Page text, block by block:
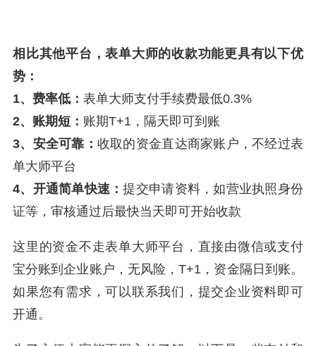
相比其他平台，表单大师的收款功能更具有以下优
势：
1、费率低： 表单大师支付手续费最低0.3%
2、账期短： 账期T+1，隔天即可到账
3、安全可靠： 收取的资金直达商家账户，不经过表
单大师平台
4、开通简单快速：提交申请资料，如营业执照身份
证等，审核通过后最快当天即可开始收款
这里的资金不走表单大师平台，直接由微信或支付
宝分账到企业账户，无风险，T+1，资金隔日到账。
如果您有需求，可以联系我们，提交企业资料即可
开通。